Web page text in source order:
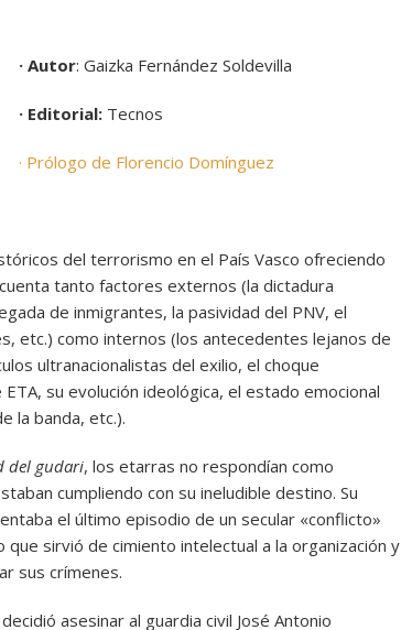
· Autor: Gaizka Fernández Soldevilla
· Editorial: Tecnos
· Prólogo de Florencio Domínguez
del terrorismo en el País Vasco ofreciendo
tanto factores externos (la dictadura
de inmigrantes, la pasividad del PNV, el
etc.) como internos (los antecedentes lejanos de
ultranacionalistas del exilio, el choque
su evolución ideológica, el estado emocional
la banda, etc.).
del gudari, los etarras no respondían como
cumpliendo con su ineludible destino. Su
el último episodio de un secular «conflicto»
sirvió de cimiento intelectual a la organización y
sus crímenes.
asesinar al guardia civil José Antonio